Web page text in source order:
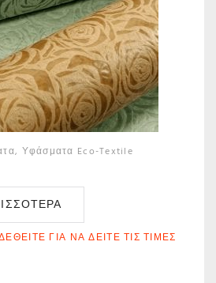
Υφάσματα Eco-Textile
ΓΙΑ ΝΑ ΔΕΊΤΕ ΤΙΣ ΤΙΜΈΣ